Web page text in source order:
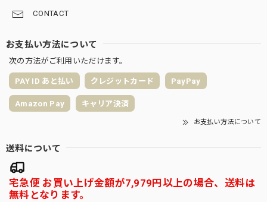
CONTACT
お支払い方法について
次の方法がご利用いただけます。
PAY ID あと払い クレジットカード PayPay
Amazon Pay キャリア決済
お支払い方法について
送料について
宅急便 お買い上げ金額が7,979円以上の場合、送料は
無料となります。